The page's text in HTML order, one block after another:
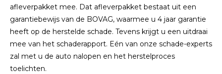
afleverpakket mee. Dat afleverpakket bestaat uit een
garantiebewijs van de BOVAG, waarmee u 4 jaar garantie
heeft op de herstelde schade. Tevens krijgt u een uitdraai
mee van het schaderapport. Eén van onze schade-experts
zal met u de auto nalopen en het herstelproces
toelichten.